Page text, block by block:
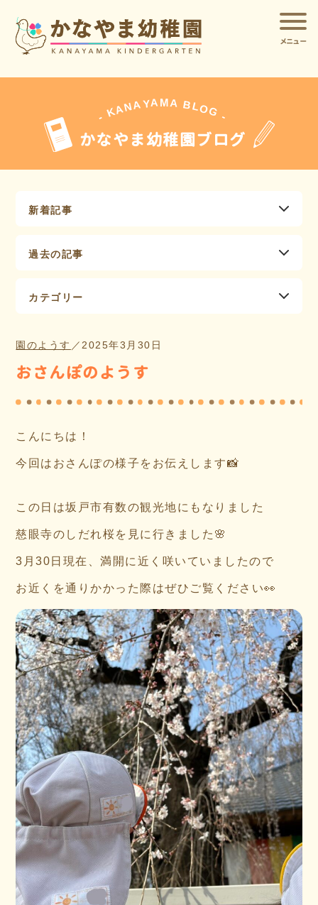
メニュー
- KANAYA MA BLOG -
かなやま幼稚園ブログ
新着記事
過去の記事
カテゴリー
園のようす ／ 2025年3月30日
おさんぽのようす
こんにちは！
今回はおさんぽの様子をお伝えします📸
この日は坂戸市有数の観光地にもなりました
慈眼寺のしだれ桜を見に行きました🌸
3月30日現在、満開に近く咲いていましたので
お近くを通りかかった際はぜひご覧ください👀